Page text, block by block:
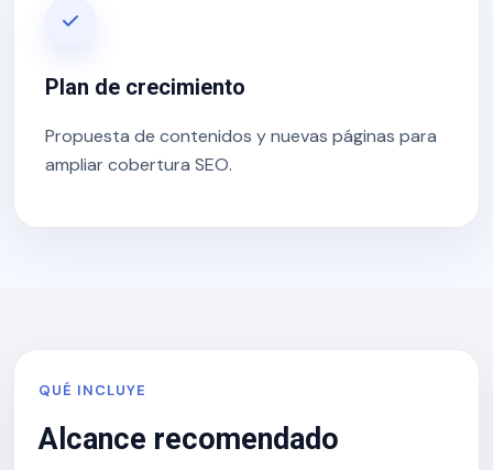
Plan de crecimiento
Propuesta de contenidos y nuevas páginas para
ampliar cobertura SEO.
QUÉ INCLUYE
Alcance recomendado